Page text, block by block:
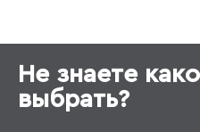
Не знаете
выбрать?